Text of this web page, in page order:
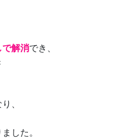
で解消でき、
、
した。